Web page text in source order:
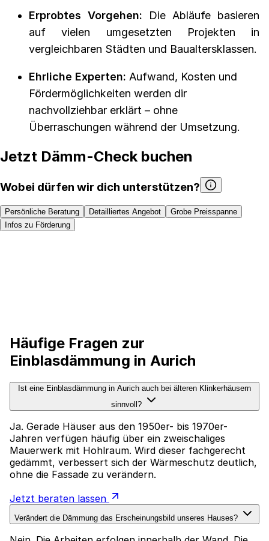
Erprobtes Vorgehen: Die Abläufe basieren
auf vielen umgesetzten Projekten in
vergleichbaren Städten und Baualtersklassen.
Ehrliche Experten: Aufwand, Kosten und
Fördermöglichkeiten werden dir
nachvollziehbar erklärt – ohne
Überraschungen während der Umsetzung.
Jetzt Dämm-Check buchen
Wobei dürfen wir dich unterstützen?
Persönliche Beratung Detailliertes Angebot
Grobe Preisspanne
Infos zu Förderung
Häufige Fragen zur
Einblasdämmung in Aurich
Ist eine Einblasdämmung in Aurich auch bei älteren Klinkerhäusern
sinnvoll?
Ja. Gerade Häuser aus den 1950er- bis 1970er-
Jahren verfügen häufig über ein zweischaliges
Mauerwerk mit Hohlraum. Wird dieser fachgerecht
gedämmt, verbessert sich der Wärmeschutz deutlich,
ohne die Fassade zu verändern.
Jetzt beraten lassen
Verändert die Dämmung das Erscheinungsbild unseres Hauses?